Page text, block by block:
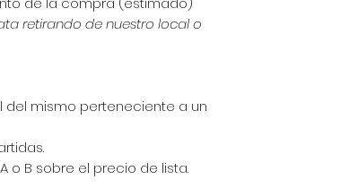
retirando de nuestro local o
del mismo perteneciente a un
o B sobre el precio de lista.